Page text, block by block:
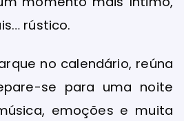
rústico.
no calendário, reúna
se para uma noite
emoções e muita